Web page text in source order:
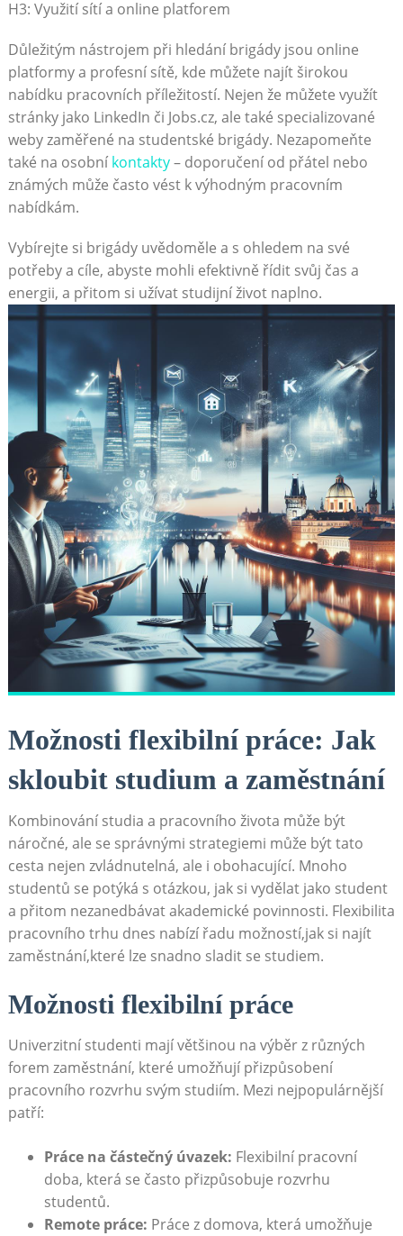
H3: Využití sítí a online platforem
Důležitým‍ nástrojem při‌ hledání brigády jsou online
platformy​ a profesní sítě, kde můžete najít širokou
nabídku pracovních příležitostí. Nejen ⁤že můžete využít
stránky jako LinkedIn ⁢či Jobs.cz, ale také specializované‍
weby zaměřené na studentské brigády. Nezapomeňte
⁤také na osobníkontakty– doporučení ‍od přátel nebo
známých ‌může často vést k výhodným pracovním
nabídkám.
Vybírejte si‌ brigády uvědoměle a‌ s ohledem na⁤ své⁢
potřeby a‍ cíle, abyste mohli efektivně řídit svůj čas a
energii, a přitom si užívat ‍studijní ⁣život naplno.
Možnosti flexibilní‍ práce: Jak
⁣skloubit studium a zaměstnání
Kombinování studia a pracovního života může být
náročné, ale se správnými strategiemi‍ může být tato
cesta nejen zvládnutelná, ⁤ale i obohacující. Mnoho
studentů se potýká​ s otázkou, jak si vydělat jako student
a přitom nezanedbávat akademické povinnosti. Flexibilita
pracovního‌ trhu dnes nabízí ⁣řadu možností,jak si najít
zaměstnání,které lze ⁣snadno sladit⁣ se ​studiem.
Možnosti‌ flexibilní práce
Univerzitní studenti mají ⁤většinou na výběr z různých
forem⁢ zaměstnání, které umožňují ⁣přizpůsobení
pracovního rozvrhu svým​ studiím. Mezi ​nejpopulárnější
patří:
Práce na částečný úvazek: Flexibilní pracovní⁢
doba, která se ⁣často přizpůsobuje⁤ rozvrhu
studentů.
Remote práce: Práce z domova, která umožňuje